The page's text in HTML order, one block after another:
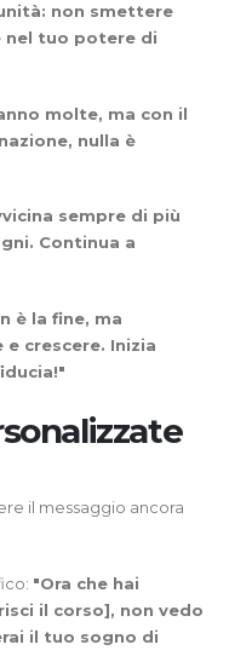
non smettere
nel tuo potere di
molte, ma con il
nulla è
sempre di più
Continua a
è la fine, ma
crescere. Inizia
il messaggio ancora
"Ora che hai
il corso], non vedo
il tuo sogno di